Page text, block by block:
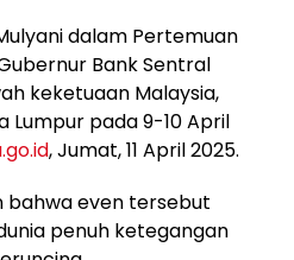
dalam Pertemuan
Bank Sentral
keketuaan Malaysia,
pada 9-10 April
, Jumat, 11 April 2025.
bahwa even tersebut
penuh ketegangan